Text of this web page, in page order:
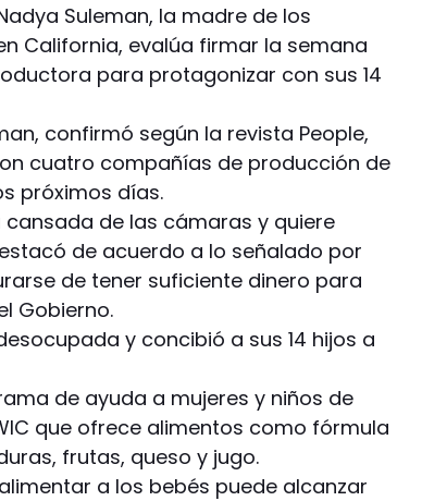
Suleman, la madre de los
California, evalúa firmar la semana
para protagonizar con sus 14
confirmó según la revista People,
cuatro compañías de producción de
próximos días.
de las cámaras y quiere
de acuerdo a lo señalado por
de tener suficiente dinero para
Gobierno.
y concibió a sus 14 hijos a
de ayuda a mujeres y niños de
que ofrece alimentos como fórmula
frutas, queso y jugo.
a los bebés puede alcanzar